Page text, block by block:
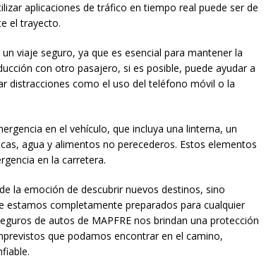
aplicaciones de tráfico en tiempo real puede ser de
el trayecto.
viaje seguro, ya que es esencial para mantener la
con otro pasajero, si es posible, puede ayudar a
distracciones como el uso del teléfono móvil o la
en el vehículo, que incluya una linterna, un
agua y alimentos no perecederos. Estos elementos
en la carretera.
la emoción de descubrir nuevos destinos, sino
estamos completamente preparados para cualquier
de autos de MAPFRE nos brindan una protección
que podamos encontrar en el camino,